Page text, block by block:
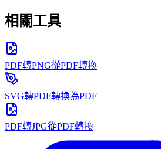
相關工具
PDF轉PNG從PDF轉換
SVG轉PDF轉換為PDF
PDF轉JPG從PDF轉換